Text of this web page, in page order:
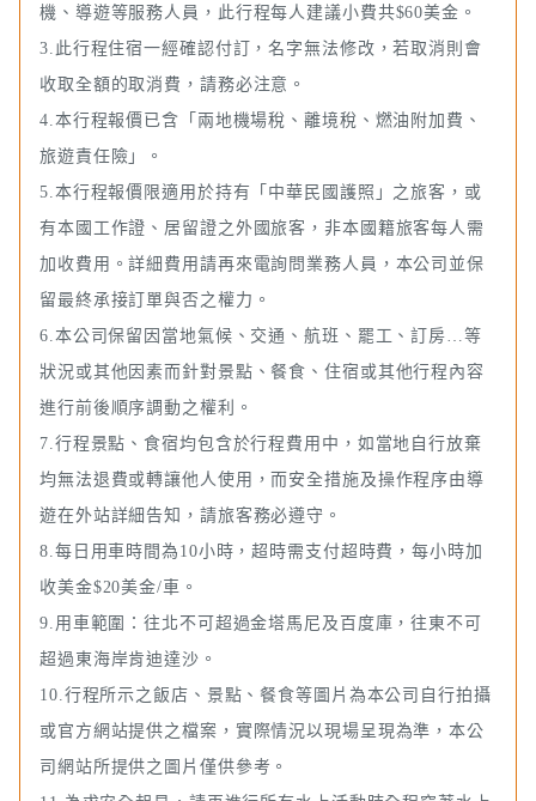
機、導遊等服務人員，此行程每人建議小費共$60美金。
3.此行程住宿一經確認付訂，名字無法修改，若取消則會
收取全額的取消費，請務必注意。
4.本行程報價已含「兩地機場稅、離境稅、燃油附加費、
旅遊責任險」。
5.本行程報價限適用於持有「中華民國護照」之旅客，或
有本國工作證、居留證之外國旅客，非本國籍旅客每人需
加收費用。詳細費用請再來電詢問業務人員，本公司並保
留最終承接訂單與否之權力。
6.本公司保留因當地氣候、交通、航班、罷工、訂房…等
狀況或其他因素而針對景點、餐食、住宿或其他行程內容
進行前後順序調動之權利。
7.行程景點、食宿均包含於行程費用中，如當地自行放棄
均無法退費或轉讓他人使用，而安全措施及操作程序由導
遊在外站詳細告知，請旅客務必遵守。
8.每日用車時間為10小時，超時需支付超時費，每小時加
收美金$20美金/車。
9.用車範圍：往北不可超過金塔馬尼及百度庫，往東不可
超過東海岸肯迪達沙。
10.行程所示之飯店、景點、餐食等圖片為本公司自行拍攝
或官方網站提供之檔案，實際情況以現場呈現為準，本公
司網站所提供之圖片僅供參考。